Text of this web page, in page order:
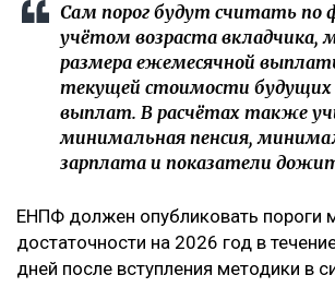
Сам порог будут считать по
учётом возраста вкладчика,
размера ежемесячной
текущей стоимости будущих
выплат. В расчётах также
минимальная пенсия,
зарплата и показатели
ЕНПФ должен опубликовать пороги
достаточности на 2026 год в
дней после вступления методики в